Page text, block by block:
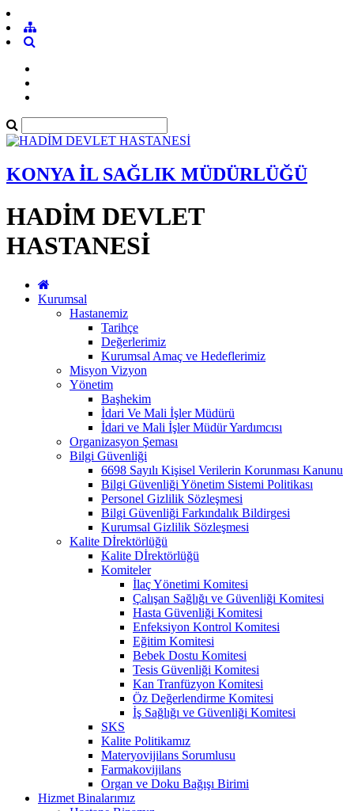
KONYA İL SAĞLIK MÜDÜRLÜĞÜ
HADİM DEVLET
HASTANESİ
Kurumsal
Hastanemiz
Tarihçe
Değerlerimiz
Kurumsal Amaç ve Hedeflerimiz
Misyon Vizyon
Yönetim
Başhekim
İdari Ve Mali İşler Müdürü
İdari ve Mali İşler Müdür Yardımcısı
Organizasyon Şeması
Bilgi Güvenliği
6698 Sayılı Kişisel Verilerin Korunması Kanunu
Bilgi Güvenliği Yönetim Sistemi Politikası
Personel Gizlilik Sözleşmesi
Bilgi Güvenliği Farkındalık Bildirgesi
Kurumsal Gizlilik Sözleşmesi
Kalite Dİrektörlüğü
Kalite Dİrektörlüğü
Komiteler
İlaç Yönetimi Komitesi
Çalışan Sağlığı ve Güvenliği Komitesi
Hasta Güvenliği Komitesi
Enfeksiyon Kontrol Komitesi
Eğitim Komitesi
Bebek Dostu Komitesi
Tesis Güvenliği Komitesi
Kan Tranfüzyon Komitesi
Öz Değerlendirme Komitesi
İş Sağlığı ve Güvenliği Komitesi
SKS
Kalite Politikamız
Materyovijilans Sorumlusu
Farmakovijilans
Organ ve Doku Bağışı Birimi
Hizmet Binalarımız